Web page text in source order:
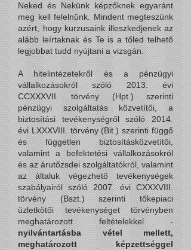
Neked és Nekünk képzőknek egyaránt
meg kell felelnünk. Mindent megteszünk
azért, hogy kurzusaink illeszkedjenek az
alább leírtaknak és Te is a tőled telhető
legjobbat tudd nyújtani a vizsgán.
A hitelintézetekről és a pénzügyi
vállalkozásokról szóló 2013. évi
CCXXXVII. törvény (Hpt.) szerinti
pénzügyi szolgáltatás közvetítői, a
biztosítási tevékenységről szóló 2014.
évi LXXXVIII. törvény (Bit.) szerinti függő
és független biztosításközvetítői,
valamint a befektetési vállalkozásokról
és az árutőzsdei szolgáltatókról, valamint
az általuk végezhetőtevékenységek
szabályairól szóló 2007. évi CXXXVIII.
törvény (Bszt.) szerinti tőkepiaci
üzletkötői tevékenységet törvényben
meghatározott feltételekkel -
nyilvántartásba vétel mellett,
meghatározott képzettséggel